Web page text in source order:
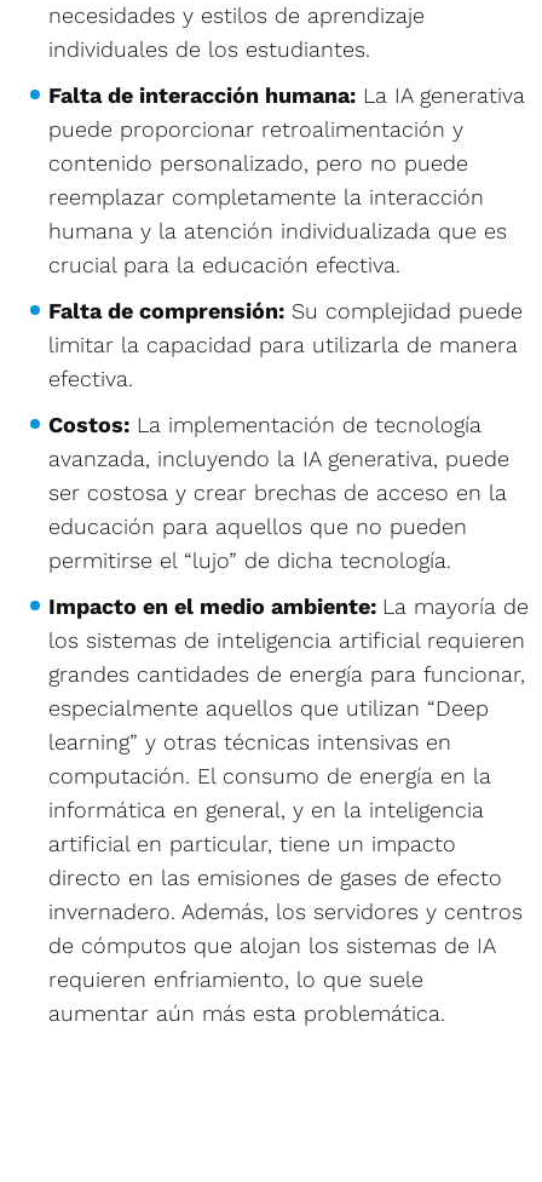
necesidades y estilos de aprendizaje
individuales de los estudiantes.
Falta de interacción humana: La IA generativa
puede proporcionar retroalimentación y
contenido personalizado, pero no puede
reemplazar completamente la interacción
humana y la atención individualizada que es
crucial para la educación efectiva.
Falta de comprensión: Su complejidad puede
limitar la capacidad para utilizarla de manera
efectiva.
Costos: La implementación de tecnología
avanzada, incluyendo la IA generativa, puede
ser costosa y crear brechas de acceso en la
educación para aquellos que no pueden
permitirse el “lujo” de dicha tecnología.
Impacto en el medio ambiente: La mayoría de
los sistemas de inteligencia artificial requieren
grandes cantidades de energía para funcionar,
especialmente aquellos que utilizan “Deep
learning” y otras técnicas intensivas en
computación. El consumo de energía en la
informática en general, y en la inteligencia
artificial en particular, tiene un impacto
directo en las emisiones de gases de efecto
invernadero. Además, los servidores y centros
de cómputos que alojan los sistemas de IA
requieren enfriamiento, lo que suele
aumentar aún más esta problemática.